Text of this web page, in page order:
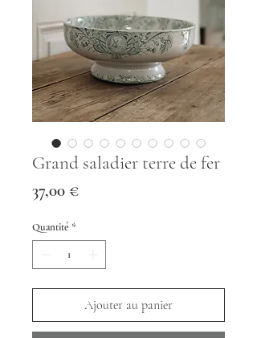
Grand saladier terre de fer
37,00 €Prix
Quantité *
Ajouter au panier